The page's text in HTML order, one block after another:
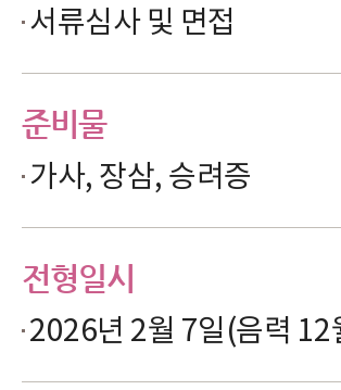
서류심사 및 면접
준비물
가사, 장삼, 승려증
전형일시
2026년 2월 7일(음력 12